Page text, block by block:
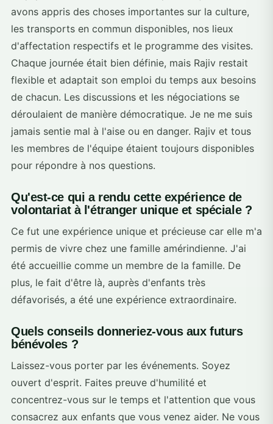
avons appris des choses importantes sur la culture,
les transports en commun disponibles, nos lieux
d'affectation respectifs et le programme des visites.
Chaque journée était bien définie, mais Rajiv restait
flexible et adaptait son emploi du temps aux besoins
de chacun. Les discussions et les négociations se
déroulaient de manière démocratique. Je ne me suis
jamais sentie mal à l'aise ou en danger. Rajiv et tous
les membres de l'équipe étaient toujours disponibles
pour répondre à nos questions.
Qu'est-ce qui a rendu cette expérience de
volontariat à l'étranger unique et spéciale ?
Ce fut une expérience unique et précieuse car elle m'a
permis de vivre chez une famille amérindienne. J'ai
été accueillie comme un membre de la famille. De
plus, le fait d'être là, auprès d'enfants très
défavorisés, a été une expérience extraordinaire.
Quels conseils donneriez-vous aux futurs
bénévoles ?
Laissez-vous porter par les événements. Soyez
ouvert d'esprit. Faites preuve d'humilité et
concentrez-vous sur le temps et l'attention que vous
consacrez aux enfants que vous venez aider. Ne vous